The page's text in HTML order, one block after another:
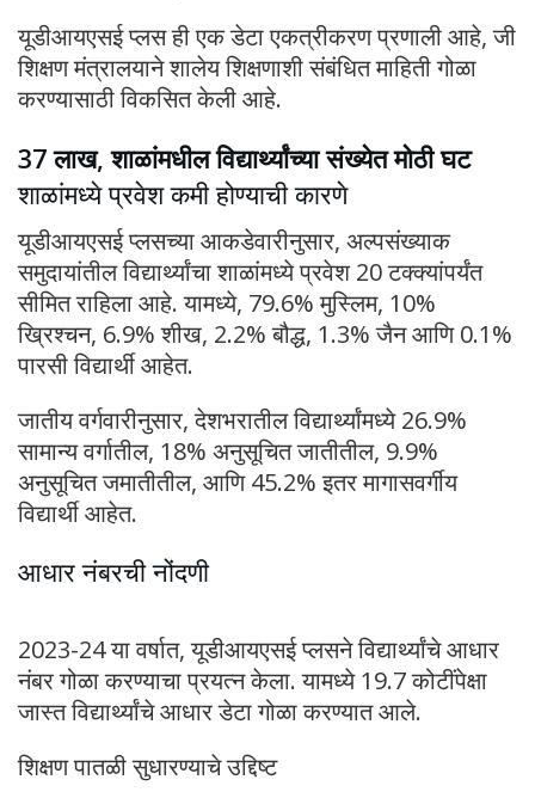
यूडीआयएसई प्लस ही एक डेटा एकत्रीकरण प्रणाली आहे, जी
शिक्षण मंत्रालयाने शालेय शिक्षणाशी संबंधित माहिती गोळा
करण्यासाठी विकसित केली आहे.
37 लाख, शाळांमधील विद्यार्थ्यांच्या संख्येत मोठी घट
शाळांमध्ये प्रवेश कमी होण्याची कारणे
यूडीआयएसई प्लसच्या आकडेवारीनुसार, अल्पसंख्याक
समुदायांतील विद्यार्थ्यांचा शाळांमध्ये प्रवेश 20 टक्क्यांपर्यंत
सीमित राहिला आहे. यामध्ये, 79.6% मुस्लिम, 10%
ख्रिश्चन, 6.9% शीख, 2.2% बौद्ध, 1.3% जैन आणि 0.1%
पारसी विद्यार्थी आहेत.
जातीय वर्गवारीनुसार, देशभरातील विद्यार्थ्यांमध्ये 26.9%
सामान्य वर्गातील, 18% अनुसूचित जातीतील, 9.9%
अनुसूचित जमातीतील, आणि 45.2% इतर मागासवर्गीय
विद्यार्थी आहेत.
आधार नंबरची नोंदणी
2023-24 या वर्षात, यूडीआयएसई प्लसने विद्यार्थ्यांचे आधार
नंबर गोळा करण्याचा प्रयत्न केला. यामध्ये 19.7 कोटींपेक्षा
जास्त विद्यार्थ्यांचे आधार डेटा गोळा करण्यात आले.
शिक्षण पातळी सुधारण्याचे उद्दिष्ट